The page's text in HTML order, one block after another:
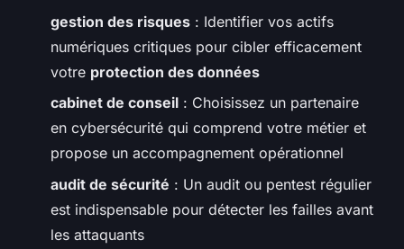
gestion des risques : Identifier vos actifs
numériques critiques pour cibler efficacement
votre protection des données
cabinet de conseil : Choisissez un partenaire
en cybersécurité qui comprend votre métier et
propose un accompagnement opérationnel
audit de sécurité : Un audit ou pentest régulier
est indispensable pour détecter les failles avant
les attaquants